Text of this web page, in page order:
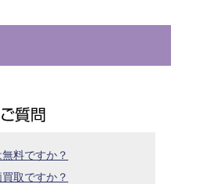
料ですか？
取ですか？